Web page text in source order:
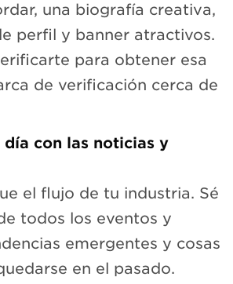
una biografía creativa,
perfil y banner atractivos.
para obtener esa
de verificación cerca de
día con las noticias y
el flujo de tu industria. Sé
todos los eventos y
emergentes y cosas
en el pasado.